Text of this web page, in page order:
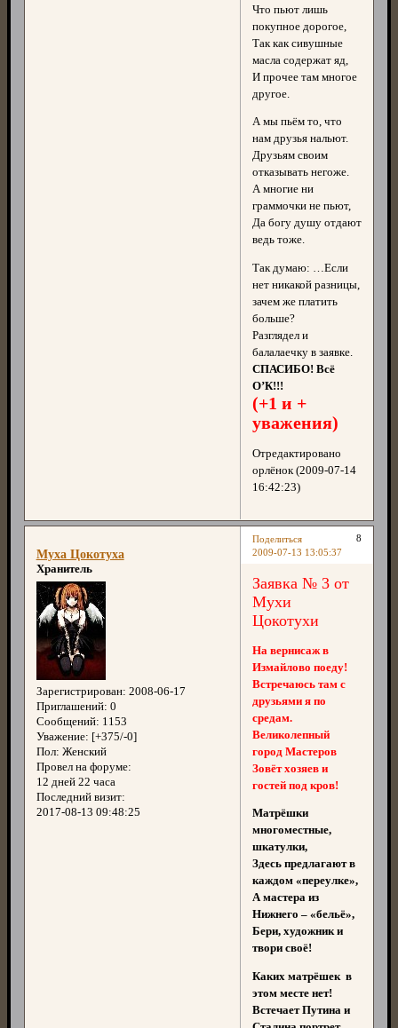
Что пьют лишь
покупное дорогое,
Так как сивушные
масла содержат яд,
И прочее там многое
другое.
А мы пьём то, что
нам друзья нальют.
Друзьям своим
отказывать негоже.
А многие ни
граммочки не пьют,
Да богу душу отдают
ведь тоже.
Так думаю: …Если
нет никакой разницы,
зачем же платить
больше?
Разглядел и
балалаечку в заявке.
СПАСИБО! Всё
О’К!!!
(+1 и +
уважения)
Отредактировано
орлёнок (2009-07-14
16:42:23)
Поделиться
8
2009-07-13 13:05:37
Муха Цокотуха
Хранитель
Зарегистрирован: 2008-06-17
Приглашений: 0
Сообщений: 1153
Уважение: [+375/-0]
Пол: Женский
Провел на форуме:
12 дней 22 часа
Последний визит:
2017-08-13 09:48:25
Заявка № 3 от
Мухи
Цокотухи
На вернисаж в
Измайлово поеду!
Встречаюсь там с
друзьями я по
средам.
Великолепный
город Мастеров
Зовёт хозяев и
гостей под кров!
Матрёшки
многоместные,
шкатулки,
Здесь предлагают в
каждом «переулке»,
А мастера из
Нижнего – «бельё»,
Бери, художник и
твори своё!
Каких матрёшек в
этом месте нет!
Встечает Путина и